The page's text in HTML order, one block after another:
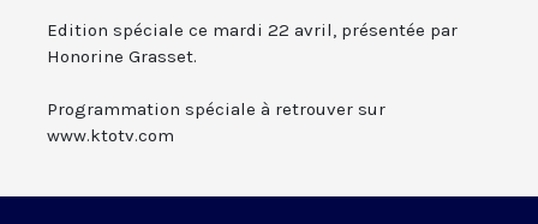
Edition spéciale ce mardi 22 avril, présentée par
Honorine Grasset.
Programmation spéciale à retrouver sur
www.ktotv.com